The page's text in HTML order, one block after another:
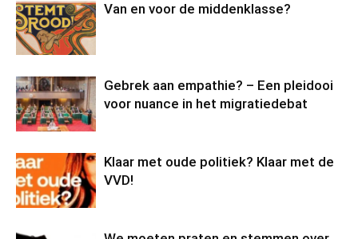
Van en voor de middenklasse?
Gebrek aan empathie? – Een pleidooi
voor nuance in het migratiedebat
Klaar met oude politiek? Klaar met de
VVD!